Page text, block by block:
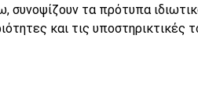
συνοψίζουν τα πρότυπα
και τις υποστηρικτικές